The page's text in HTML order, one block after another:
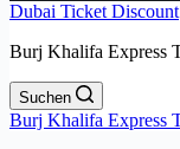
Dubai Ticket Discount
Burj Khalifa Express
Suchen
Burj Khalifa Express